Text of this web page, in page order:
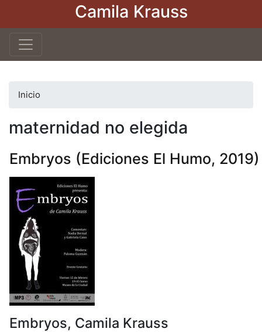
Pasar
Camila Krauss
Inicio
maternidad no elegida
Embryos (Ediciones El Humo, 2019)
Embryos, Camila Krauss